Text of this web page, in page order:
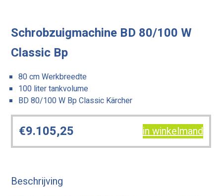
Schrobzuigmachine BD 80/100 W
Classic Bp
80 cm Werkbreedte
100 liter tankvolume
BD 80/100 W Bp Classic Kärcher
€9.105,25 in winkelmand
Beschrijving